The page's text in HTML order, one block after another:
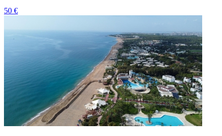
50 €